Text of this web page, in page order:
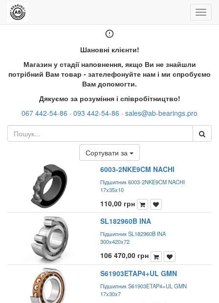
Шановні клієнти!
Магазин у стадії наповнення, якщо Ви не знайшли
потрібний Вам товар - зателефонуйте нам і ми спробуємо
Вам допомогти.
Дякуємо за розуміння і співробітництво!
067 442-54-86 · 093 442-54-86 · sales@ab-bearings.pro
Сортувати за
6003-2NKE9CM NACHI
Підшипник 6003-2NKE9CM NACHI
17x35x10
110,00 грн
SL182960B INA
Підшипник SL182960B INA
300x420x72
106 470,00 грн
S61903ETAP4+UL GMN
Підшипник S61903ETAP4+UL GMN
17x30x7